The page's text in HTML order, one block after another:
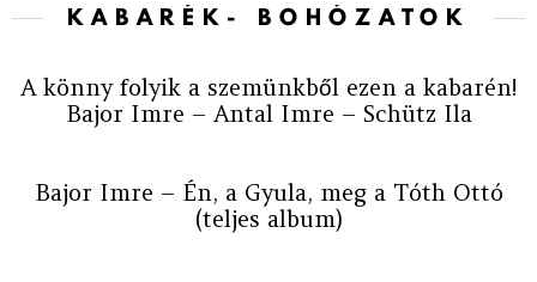
KABARÉK- BOHÓZATOK
A könny folyik a szemünkből ezen a kabarén!
Bajor Imre – Antal Imre – Schütz Ila
Bajor Imre – Én, a Gyula, meg a Tóth Ottó
(teljes album)